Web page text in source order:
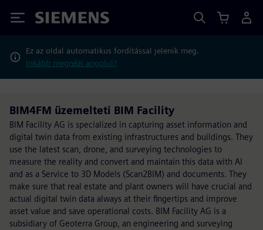
Siemens
Ez az oldal automatikus fordítással jelenik meg.
Inkább megnézi angolul?
BIM4FM üzemelteti BIM Facility
BIM Facility AG is specialized in capturing asset information and
digital twin data from existing infrastructures and buildings. They
use the latest scan, drone, and surveying technologies to
measure the reality and convert and maintain this data with AI
and as a Service to 3D Models (Scan2BIM) and documents. They
make sure that real estate and plant owners will have crucial and
actual digital twin data always at their fingertips and improve
asset value and save operational costs. BIM Facility AG is a
subsidiary of Geoterra Group, an engineering and surveying